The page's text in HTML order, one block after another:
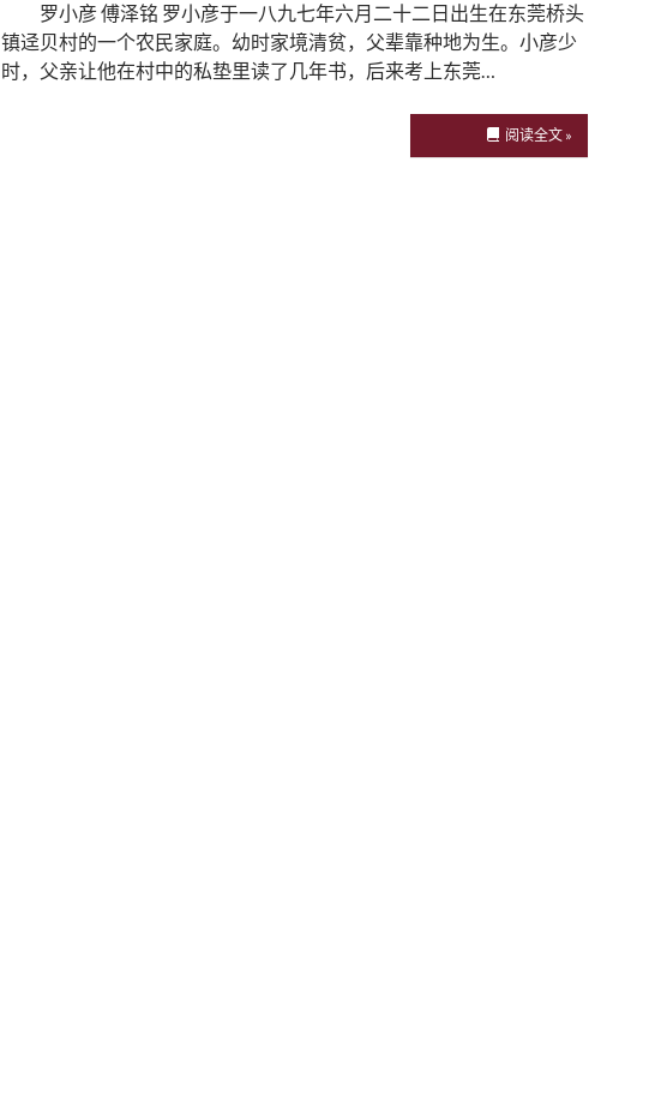
罗小彦 傅泽铭 罗小彦于一八九七年六月二十二日出生在东莞桥头
镇迳贝村的一个农民家庭。幼时家境清贫，父辈靠种地为生。小彦少
时，父亲让他在村中的私垫里读了几年书，后来考上东莞…
阅读全文 »